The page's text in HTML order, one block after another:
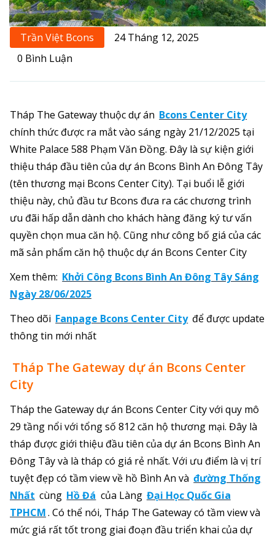
Trần Việt Bcons
24 Tháng 12, 2025
0 Bình Luận
Tháp The Gateway thuộc dự án Bcons Center City
chính thức được ra mắt vào sáng ngày 21/12/2025 tại
White Palace 588 Phạm Văn Đồng. Đây là sự kiện giới
thiệu tháp đầu tiên của dự án Bcons Bình An Đông Tây
(tên thương mại Bcons Center City). Tại buổi lễ giới
thiệu này, chủ đầu tư Bcons đưa ra các chương trình
ưu đãi hấp dẫn dành cho khách hàng đăng ký tư vấn
quyền chọn mua căn hộ. Cũng như công bố giá của các
mã sản phẩm căn hộ thuộc dự án Bcons Center City
Xem thêm: Khởi Công Bcons Bình An Đông Tây Sáng
Ngày 28/06/2025
Theo dõi Fanpage Bcons Center City để được update
thông tin mới nhất
Tháp The Gateway dự án Bcons Center
City
Tháp the Gateway dự án Bcons Center City với quy mô
29 tầng nổi với tổng số 812 căn hộ thương mại. Đây là
tháp được giới thiệu đầu tiên của dự án Bcons Bình An
Đông Tây và là tháp có giá rẻ nhất. Với ưu điểm là vị trí
tuyệt đẹp có tầm view về hồ Bình An và đường Thống
Nhất cùng Hồ Đá của Làng Đại Học Quốc Gia
TPHCM. Có thể nói, Tháp The Gateway có tầm view và
mức giá rất tốt trong giai đoạn đầu triển khai của dự